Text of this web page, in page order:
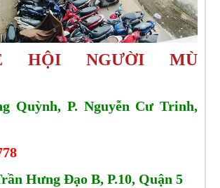
HỘI NGƯỜI MÙ
Quỳnh, P. Nguyễn Cư Trinh,
Hưng Đạo B, P.10, Quận 5